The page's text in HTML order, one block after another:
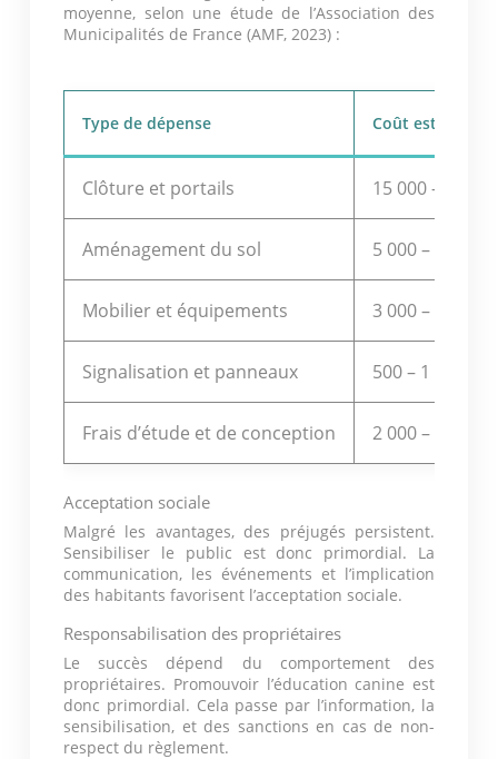
moyenne, selon une étude de l’Association des
Municipalités de France (AMF, 2023) :
Type de dépense Coût estimé
Clôture et portails 15 000 – 25
Aménagement du sol 5 000 – 10 000
Mobilier et équipements 3 000 – 7 000 €
Signalisation et panneaux 500 – 1 000 €
Frais d’étude et de conception 2 000 – 5 000 €
Acceptation sociale
Malgré les avantages, des préjugés persistent.
Sensibiliser le public est donc primordial. La
communication, les événements et l’implication
des habitants favorisent l’acceptation sociale.
Responsabilisation des propriétaires
Le succès dépend du comportement des
propriétaires. Promouvoir l’éducation canine est
donc primordial. Cela passe par l’information, la
sensibilisation, et des sanctions en cas de non-
respect du règlement.